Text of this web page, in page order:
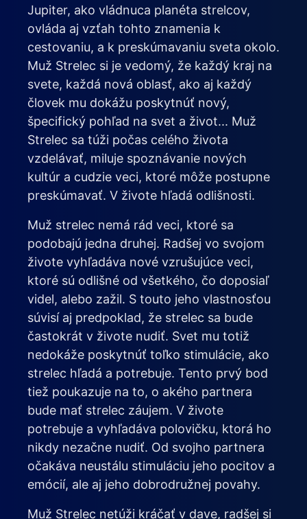
Jupiter, ako vládnuca planéta strelcov,
ovláda aj vzťah tohto znamenia k
cestovaniu, a k preskúmavaniu sveta okolo.
Muž Strelec si je vedomý, že každý kraj na
svete, každá nová oblasť, ako aj každý
človek mu dokážu poskytnúť nový,
špecifický pohľad na svet a život... Muž
Strelec sa túži počas celého života
vzdelávať, miluje spoznávanie nových
kultúr a cudzie veci, ktoré môže postupne
preskúmavať. V živote hľadá odlišnosti.
Muž strelec nemá rád veci, ktoré sa
podobajú jedna druhej. Radšej vo svojom
živote vyhľadáva nové vzrušujúce veci,
ktoré sú odlišné od všetkého, čo doposiaľ
videl, alebo zažil. S touto jeho vlastnosťou
súvisí aj predpoklad, že strelec sa bude
častokrát v živote nudiť. Svet mu totiž
nedokáže poskytnúť toľko stimulácie, ako
strelec hľadá a potrebuje. Tento prvý bod
tiež poukazuje na to, o akého partnera
bude mať strelec záujem. V živote
potrebuje a vyhľadáva polovičku, ktorá ho
nikdy nezačne nudiť. Od svojho partnera
očakáva neustálu stimuláciu jeho pocitov a
emócií, ale aj jeho dobrodružnej povahy.
Muž Strelec netúži kráčať v dave, radšej si